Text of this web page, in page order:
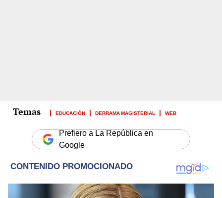
EDUCACIÓN DERRAMA MAGISTERIAL WEB
Prefiero a La República en
Google